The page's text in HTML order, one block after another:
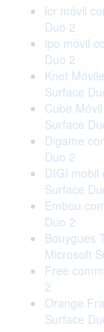
lcr móvil
Duo 2
ipo móvil
Duo 2
Knet
Surface
Cube
Surface
Digame
Duo 2
DIGI mobil
Surface
Embou
Duo 2
Bouygues
Microsoft
Free
2
Orange
Surface